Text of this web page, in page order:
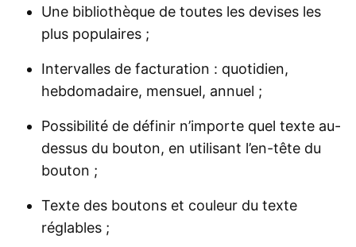
Une bibliothèque de toutes les devises les
plus populaires ;
Intervalles de facturation : quotidien,
hebdomadaire, mensuel, annuel ;
Possibilité de définir n’importe quel texte au-
dessus du bouton, en utilisant l’en-tête du
bouton ;
Texte des boutons et couleur du texte
réglables ;